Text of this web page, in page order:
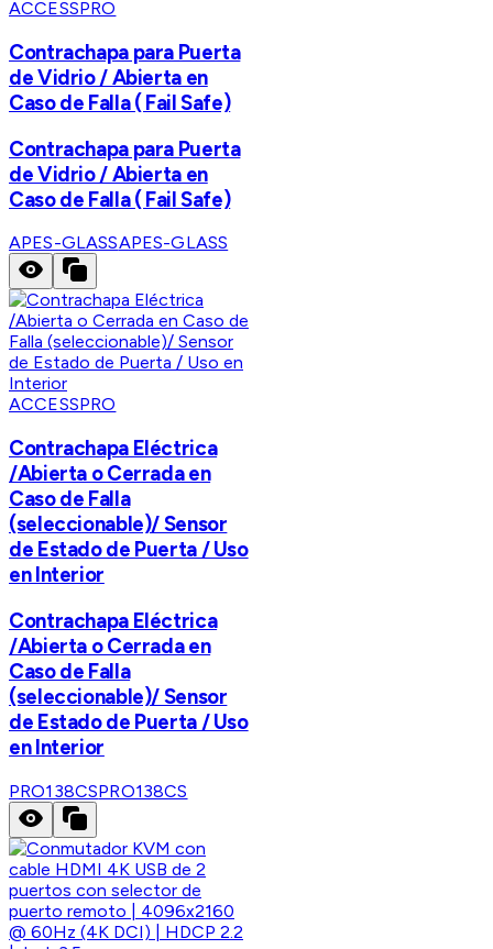
ACCESSPRO
Contrachapa para Puerta
de Vidrio / Abierta en
Caso de Falla ( Fail Safe)
Contrachapa para Puerta
de Vidrio / Abierta en
Caso de Falla ( Fail Safe)
APES-GLASSAPES-GLASS
ACCESSPRO
Contrachapa Eléctrica
/Abierta o Cerrada en
Caso de Falla
(seleccionable)/ Sensor
de Estado de Puerta / Uso
en Interior
Contrachapa Eléctrica
/Abierta o Cerrada en
Caso de Falla
(seleccionable)/ Sensor
de Estado de Puerta / Uso
en Interior
PRO138CSPRO138CS